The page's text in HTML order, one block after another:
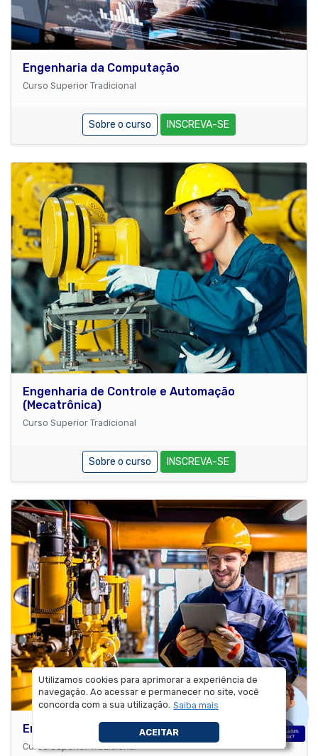
Utilizamos cookies para aprimorar a experiência de
navegação. Ao acessar e permanecer no site, você
concorda com a sua utilização. Saiba mais
ACEITAR
Engenharia da Computação
Curso Superior Tradicional
Sobre o curso INSCREVA-SE
Engenharia de Controle e Automação
(Mecatrônica)
Curso Superior Tradicional
Sobre o curso INSCREVA-SE
Engenharia de Petróleo
Curso Superior Tradicional
X